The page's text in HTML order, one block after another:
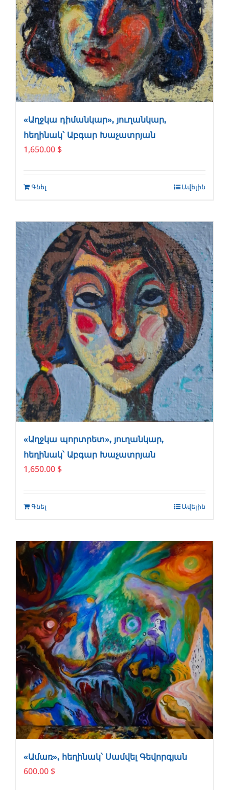
«Աղջկա դիմանկար», յուղանկար,
հեղինակ՝ Աբգար Խաչատրյան
1,650.00 $
Գնել Ավելին
«Աղջկա պորտրետ», յուղանկար,
հեղինակ՝ Աբգար Խաչատրյան
1,650.00 $
Գնել Ավելին
«Ամառ», հեղինակ՝ Սամվել Գեվորգյան
600.00 $